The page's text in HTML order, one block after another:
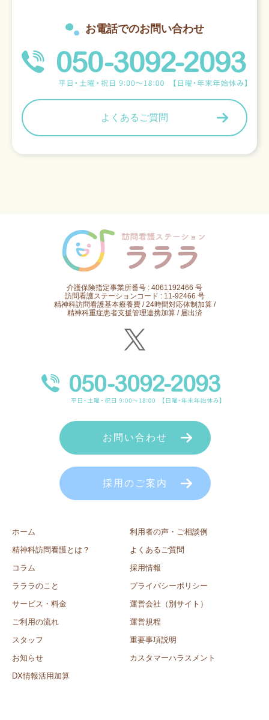
お電話でのお問い合わせ
よくあるご質問
介護保険指定事業所番号 : 4061192466 号
訪問看護ステーションコード : 11-92466 号
精神科訪問看護基本療養費 / 24時間対応体制加算 /
精神科重症患者支援管理連携加算 / 届出済
ホーム
精神科訪問看護とは？
コラム
ラララのこと
サービス・料金
ご利用の流れ
スタッフ
お知らせ
DX情報活用加算
利用者の声・ご相談例
よくあるご質問
採用情報
プライバシーポリシー
運営会社（別サイト）
運営規程
重要事項説明
カスタマーハラスメント
お問い合わせ
採用のご案内